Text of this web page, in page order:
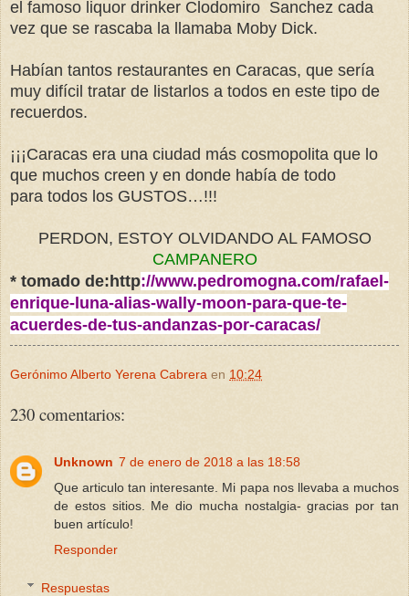
el famoso liquor drinker Clodomiro Sanchez cada
vez que se rascaba la llamaba Moby Dick.
Habían tantos restaurantes en Caracas, que sería
muy difícil tratar de listarlos a todos en este tipo de
recuerdos.
¡¡¡Caracas era una ciudad más cosmopolita que lo
que muchos creen y en donde había de todo
para todos los GUSTOS…!!!
PERDON, ESTOY OLVIDANDO AL FAMOSO
CAMPANERO
* tomado de:http://www.pedromogna.com/rafael-
enrique-luna-alias-wally-moon-para-que-te-
acuerdes-de-tus-andanzas-por-caracas/
Gerónimo Alberto Yerena Cabrera en 10:24
230 comentarios:
Unknown 7 de enero de 2018 a las 18:58
Que articulo tan interesante. Mi papa nos llevaba a muchos
de estos sitios. Me dio mucha nostalgia- gracias por tan
buen artículo!
Responder
Respuestas